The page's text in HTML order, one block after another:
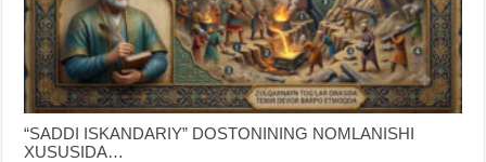
“SADDI ISKANDARIY” DOSTONINING NOMLANISHI
XUSUSIDA…